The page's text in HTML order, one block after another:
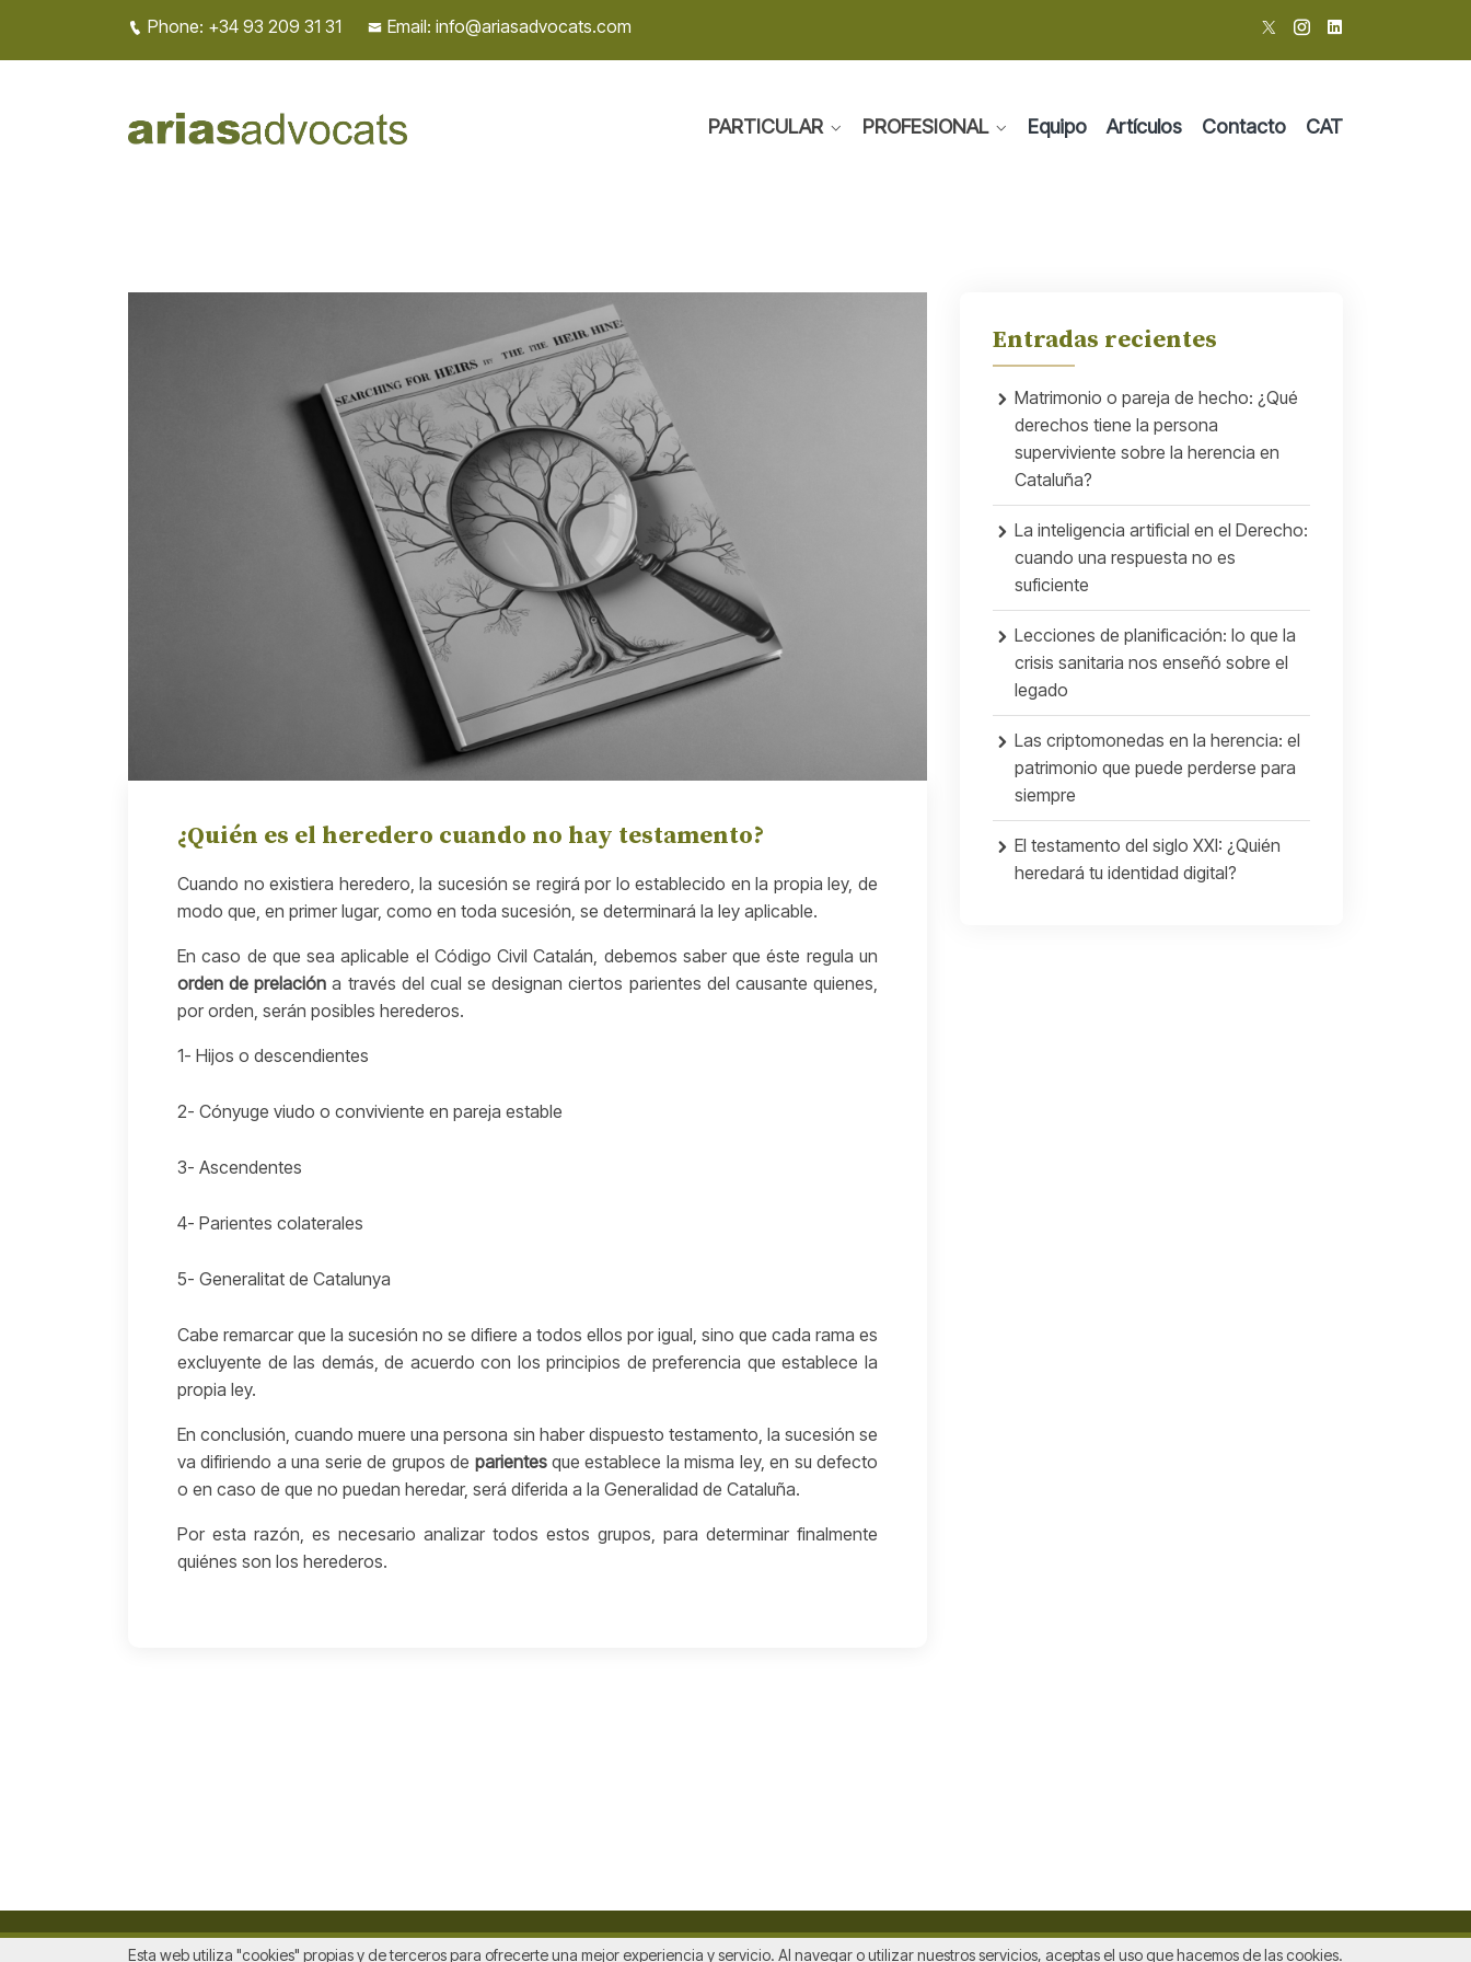
Phone: +34 93 209 31 31 Email: info@ariasadvocats.com
PARTICULAR PROFESIONAL Equipo Artículos Contacto CAT
¿Quién es el heredero cuando no hay testamento?
Cuando no existiera heredero, la sucesión se regirá por lo establecido en la propia ley, de
modo que, en primer lugar, como en toda sucesión, se determinará la ley aplicable.
En caso de que sea aplicable el Código Civil Catalán, debemos saber que éste regula un
orden de prelación a través del cual se designan ciertos parientes del causante quienes,
por orden, serán posibles herederos.
1- Hijos o descendientes
2- Cónyuge viudo o conviviente en pareja estable
3- Ascendentes
4- Parientes colaterales
5- Generalitat de Catalunya
Cabe remarcar que la sucesión no se difiere a todos ellos por igual, sino que cada rama es
excluyente de las demás, de acuerdo con los principios de preferencia que establece la
propia ley.
En conclusión, cuando muere una persona sin haber dispuesto testamento, la sucesión se
va difiriendo a una serie de grupos de parientes que establece la misma ley, en su defecto
o en caso de que no puedan heredar, será diferida a la Generalidad de Cataluña.
Por esta razón, es necesario analizar todos estos grupos, para determinar finalmente
quiénes son los herederos.
Entradas recientes
Matrimonio o pareja de hecho: ¿Qué
derechos tiene la persona
superviviente sobre la herencia en
Cataluña?
La inteligencia artificial en el Derecho:
cuando una respuesta no es
suficiente
Lecciones de planificación: lo que la
crisis sanitaria nos enseñó sobre el
legado
Las criptomonedas en la herencia: el
patrimonio que puede perderse para
siempre
El testamento del siglo XXI: ¿Quién
heredará tu identidad digital?
Esta web utiliza "cookies" propias y de terceros para ofrecerte una mejor experiencia y servicio. Al navegar o utilizar nuestros servicios, aceptas el uso que hacemos de las cookies.